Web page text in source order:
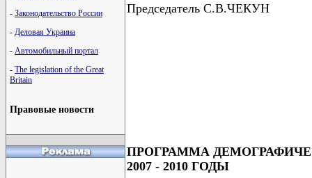
- Законодательство России
- Деловая Украина
- Автомобильный портал
- The legislation of the Great
Britain
Правовые новости
Председатель С.В.ЧЕКУН
ПРОГРАММА
2007 - 2010 ГОДЫ